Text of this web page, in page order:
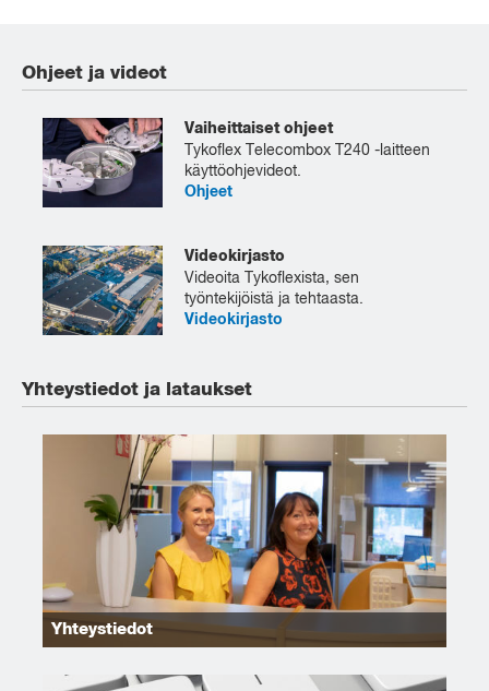
Ohjeet ja videot
Vaiheittaiset ohjeet
Tykoflex Telecombox T240 -laitteen
käyttöohjevideot.
Ohjeet
Videokirjasto
Videoita Tykoflexista, sen
työntekijöistä ja tehtaasta.
Videokirjasto
Yhteystiedot ja lataukset
Yhteystiedot